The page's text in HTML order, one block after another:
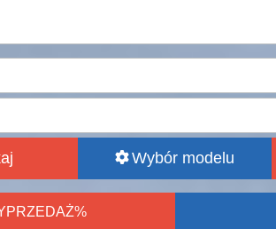
Wybór modelu